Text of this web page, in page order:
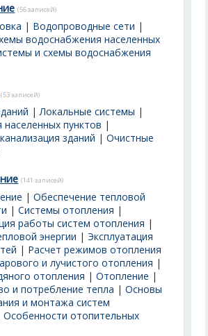
(56 записей)
| Водопроводные сети |
водоснабжения населенных
и схемы водоснабжения
(53 записей)
|Локальные системы |
населенных пунктов |
зданий |Очистные
(141 записей)
|Обеспечение тепловой
|Системы отопления |
работы систем отопления |
энергии |Эксплуатация
| Расчет режимов отопления
и лучистого отопления |
отопления |Отопление |
и потребление тепла |Основы
и монтажа систем
Особенности отопительных